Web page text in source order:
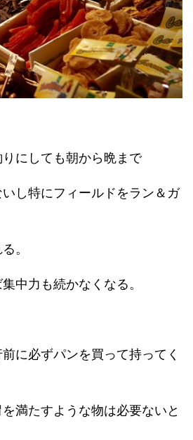
にしても朝から晩まで
し特にフィールドをラン＆ガ
。
中力も続かなくなる。
に必ずパンを買って持ってく
満たすような物は必要ないと